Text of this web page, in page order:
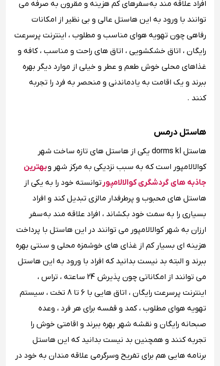
افراد علاقه مند به سفرهای کم هزینه و مقرون به صرفه می
توانند با ورود به این هاستل عالی و بی نظیر از امکانات
رفاهی چون تهویه هوای مناسب و مطلوب ، اینترنت پرسرعت
رایگان ، اتاق خشکشویی ، اتاق های راحت و مناسب ، کافه و
غذاهای محلی خوش طعم و عطر و خیلی از موارد دیگر بهره
ببرند و یک اقامت به یادماندنی و منحصر به فرد را تجربه
کنند .
هاستل درمس
هاستل dorms kl یکی از هاستل های تازه ساخت شهر
کوالالامپور است که به سبب نزدیکی به مرکز شهر وبهترین
جاذبه های گردشگری کوالالامپورتوانسته خود را به یکی از
هاستل های محبوب و پرطرفدار مالزی تبدیل کند و افراد
بسیاری را به سمت خود بکشاند ، افراد علاقه مند به سفر
ارزان به شهر کوالالامپور می توانند در این هاستل با پرداخت
هزینه ای بسیار کم از غذای های خوشمزه محلی و سنتی بهره
ببرند و البته بد نیست بدانید که افراد با ورود به این هاستل
می توانند از امکاناتی چون پذیرش 24 ساعته ، تراس ،
اینترنت پرسرعت رایگان ، اتاق هایی با 6 تا 8 تخت ، سیستم
تهویه هوای مطلوب ، کمد و قفسه برای هر فرد ، وعده
صبحانه رایگان و نقشه شهر بهره ببرند و اقامتی خوش را
تجربه کنند و همچنین بد نیست بدانید که این هاستل
برنامه هایی هم برای تفریح وسرگرمی علاقه مندان به خود در